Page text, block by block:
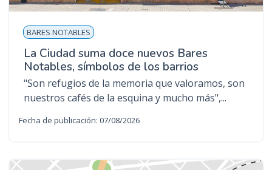
BARES NOTABLES
La Ciudad suma doce nuevos Bares
Notables, símbolos de los barrios
"Son refugios de la memoria que valoramos, son
nuestros cafés de la esquina y mucho más",...
Fecha de publicación: 07/08/2026